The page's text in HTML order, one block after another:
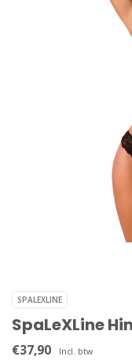
SPALEXLINE
SpaLeXLine
€37,90 Incl. btw